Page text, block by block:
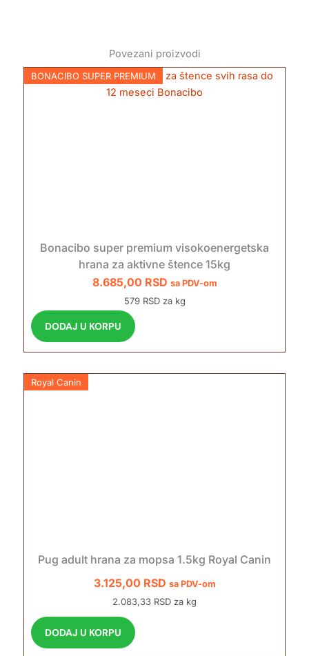
Povezani proizvodi
BONACIBO SUPER PREMIUM
Bonacibo super premium visokoenergetska
hrana za aktivne štence 15kg
8.685,00 RSD sa PDV-om
579 RSD za kg
DODAJ U KORPU
Royal Canin
Pug adult hrana za mopsa 1.5kg Royal Canin
3.125,00 RSD sa PDV-om
2.083,33 RSD za kg
DODAJ U KORPU